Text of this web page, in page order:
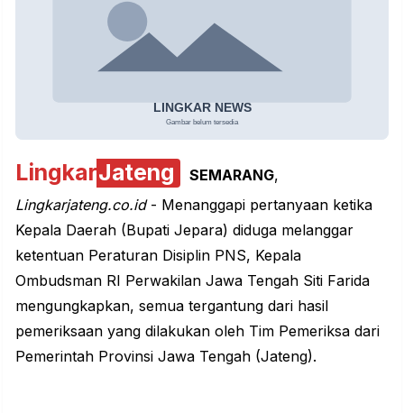
LingkarJateng SEMARANG,
Lingkarjateng.co.id- Menanggapi pertanyaan ketika
Kepala Daerah (Bupati Jepara) diduga melanggar
ketentuan Peraturan Disiplin PNS, Kepala
Ombudsman RI Perwakilan Jawa Tengah Siti Farida
mengungkapkan, semua tergantung dari hasil
pemeriksaan yang dilakukan oleh Tim Pemeriksa dari
Pemerintah Provinsi Jawa Tengah (Jateng).